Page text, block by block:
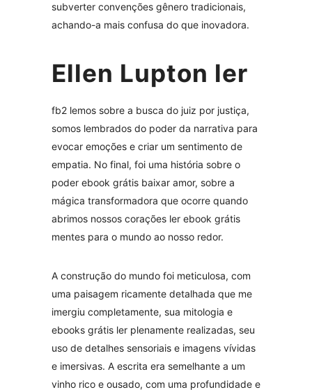
subverter convenções gênero tradicionais,
achando-a mais confusa do que inovadora.
Ellen Lupton ler
fb2 lemos sobre a busca do juiz por justiça,
somos lembrados do poder da narrativa para
evocar emoções e criar um sentimento de
empatia. No final, foi uma história sobre o
poder ebook grátis baixar amor, sobre a
mágica transformadora que ocorre quando
abrimos nossos corações ler ebook grátis
mentes para o mundo ao nosso redor.
A construção do mundo foi meticulosa, com
uma paisagem ricamente detalhada que me
imergiu completamente, sua mitologia e
ebooks grátis ler plenamente realizadas, seu
uso de detalhes sensoriais e imagens vívidas
e imersivas. A escrita era semelhante a um
vinho rico e ousado, com uma profundidade e